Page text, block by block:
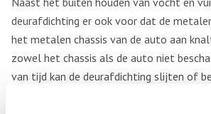
deurafdichting er ook voor dat de
het metalen chassis van de auto aan
zowel het chassis als de auto niet
van tijd kan de deurafdichting slijten of
veelvoorkomend probleem is het